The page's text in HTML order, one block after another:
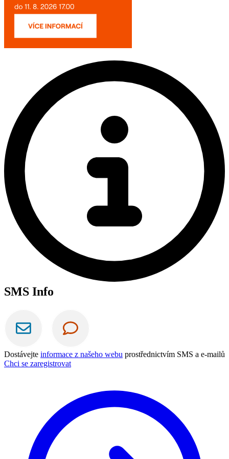
SMS Info
Dostávejte informace z našeho webu prostřednictvím SMS a e-mailů
Chci se zaregistrovat